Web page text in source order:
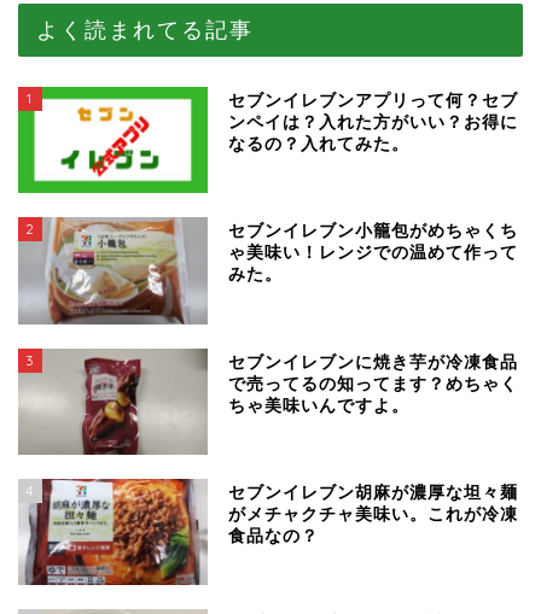
よく読まれてる記事
1
セブンイレブンアプリって何？セブ
ンペイは？入れた方がいい？お得に
なるの？入れてみた。
2
セブンイレブン小籠包がめちゃくち
ゃ美味い！レンジでの温めて作って
みた。
3
セブンイレブンに焼き芋が冷凍食品
で売ってるの知ってます？めちゃく
ちゃ美味いんですよ。
4
セブンイレブン胡麻が濃厚な坦々麺
がメチャクチャ美味い。これが冷凍
食品なの？